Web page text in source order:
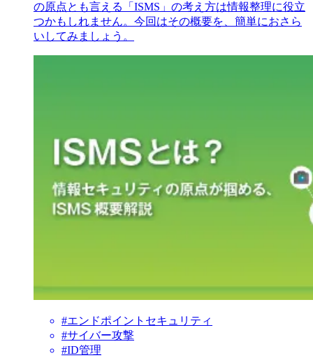
の原点とも言える「ISMS」の考え方は情報整理に役立
つかもしれません。今回はその概要を、簡単におさら
いしてみましょう。
#エンドポイントセキュリティ
#サイバー攻撃
#ID管理